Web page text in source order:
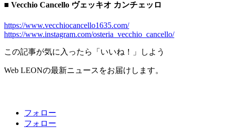
■ Vecchio Cancello ヴェッキオ カンチェッロ
https://www.vecchiocancello1635.com/
https://www.instagram.com/osteria_vecchio_cancello/
この記事が気に入ったら「いいね！」しよう
Web LEONの最新ニュースをお届けします。
フォロー
フォロー